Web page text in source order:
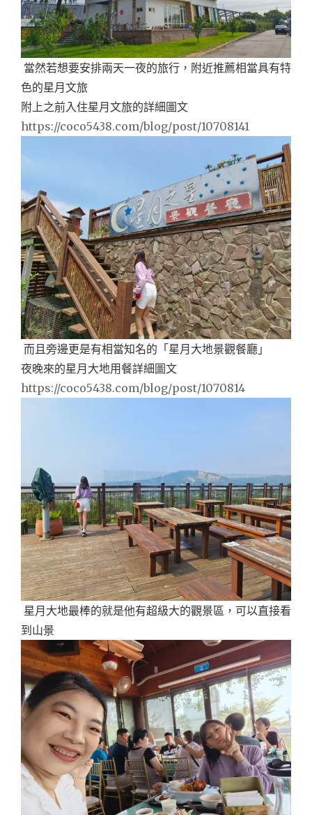
當然若想要安排兩天一夜的旅行，附近推薦相當具有特
色的星月文旅
附上之前入住星月文旅的詳細圖文
https://coco5438.com/blog/post/10708141
而且旁邊更是有相當知名的「星月大地景觀餐廳」
夜晚來的星月大地用餐詳細圖文
https://coco5438.com/blog/post/1070814
星月大地最棒的就是他有超級大的觀景區，可以直接看
到山景